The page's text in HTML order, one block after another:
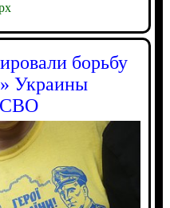
борьбу
Украины
СВО